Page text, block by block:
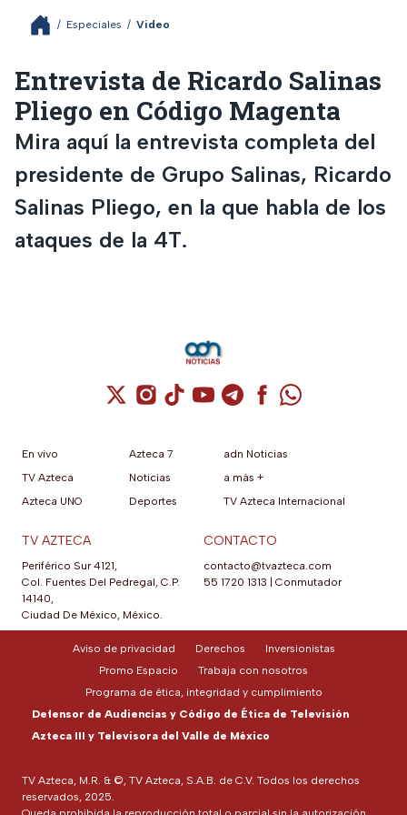
/ Especiales / Video
Entrevista de Ricardo Salinas
Pliego en Código Magenta
Mira aquí la entrevista completa del
presidente de Grupo Salinas, Ricardo
Salinas Pliego, en la que habla de los
ataques de la 4T.
Cuenta de X / Twitter (se abre en una
Cuenta de Instagram (se abre en una
Cuenta de TikTok (se abre en
Cuenta de YouTube (se abre
Cuenta de Telegram (se
Cuenta de
Cuenta de
En vivo
TV Azteca
Azteca UNO
Azteca 7
Noticias
Deportes
adn Noticias
a más +
TV Azteca Internacional
TV AZTECA
Periférico Sur 4121,
Col. Fuentes Del Pedregal, C.P.
14140,
Ciudad De México, México.
CONTACTO
contacto@tvazteca.com
55 1720 1313 | Conmutador
TV Azteca, M.R. & ©, TV Azteca, S.A.B. de C.V. Todos los derechos
reservados, 2025.
Aviso de privacidad Derechos
Inversionistas
Promo Espacio
Trabaja con nosotros
Programa de ética, integridad y cumplimiento
Defensor de Audiencias y Código de Ética de Televisión
Azteca III y Televisora del Valle de México